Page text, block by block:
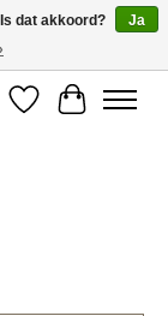
Verlanglijst
dat akkoord?
Ja